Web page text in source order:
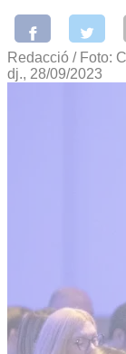
Redacció / Foto:
dj., 28/09/2023